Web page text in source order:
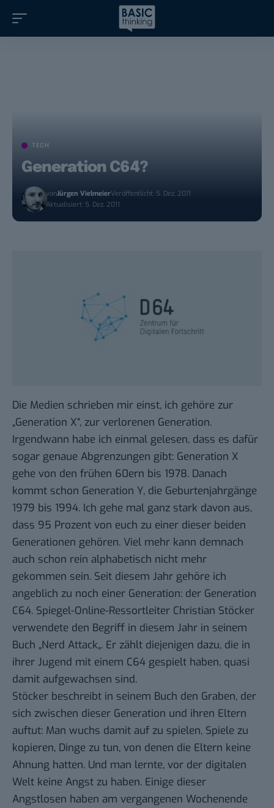
TECH
Generation C64?
vonJürgen VielmeierVeröffentlicht: 5. Dez. 2011
Aktualisiert: 5. Dez. 2011
Die Medien schrieben mir einst, ich gehöre zur
„Generation X“, zur verlorenen Generation.
Irgendwann habe ich einmal gelesen, dass es dafür
sogar genaue Abgrenzungen gibt: Generation X
gehe von den frühen 60ern bis 1978. Danach
kommt schon Generation Y, die Geburtenjahrgänge
1979 bis 1994. Ich gehe mal ganz stark davon aus,
dass 95 Prozent von euch zu einer dieser beiden
Generationen gehören. Viel mehr kann demnach
auch schon rein alphabetisch nicht mehr
gekommen sein. Seit diesem Jahr gehöre ich
angeblich zu noch einer Generation: der Generation
C64. Spiegel-Online-Ressortleiter Christian Stöcker
verwendete den Begriff in diesem Jahr in seinem
Buch „Nerd Attack„. Er zählt diejenigen dazu, die in
ihrer Jugend mit einem C64 gespielt haben, quasi
damit aufgewachsen sind.
Stöcker beschreibt in seinem Buch den Graben, der
sich zwischen dieser Generation und ihren Eltern
auftut: Man wuchs damit auf zu spielen, Spiele zu
kopieren, Dinge zu tun, von denen die Eltern keine
Ahnung hatten. Und man lernte, vor der digitalen
Welt keine Angst zu haben. Einige dieser
Angstlosen haben am vergangenen Wochenende